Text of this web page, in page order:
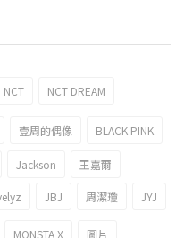
NCT NCT DREAM
壹周的偶像 BLACK PINK
Jackson 王嘉爾
JBJ 周潔瓊 JYJ
MONSTA X 圖片